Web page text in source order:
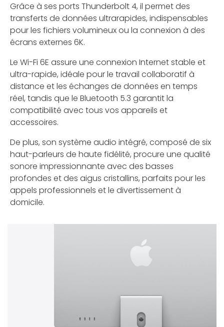
Grâce à ses ports Thunderbolt 4, il permet des
transferts de données ultrarapides, indispensables
pour les fichiers volumineux ou la connexion à des
écrans externes 6K.
Le Wi-Fi 6E assure une connexion Internet stable et
ultra-rapide, idéale pour le travail collaboratif à
distance et les échanges de données en temps
réel, tandis que le Bluetooth 5.3 garantit la
compatibilité avec tous vos appareils et
accessoires.
De plus, son système audio intégré, composé de six
haut-parleurs de haute fidélité, procure une qualité
sonore impressionnante avec des basses
profondes et des aigus cristallins, parfaits pour les
appels professionnels et le divertissement à
domicile.